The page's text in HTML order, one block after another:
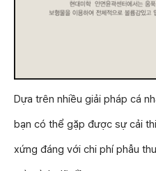
Dựa trên nhiều giải pháp cá
bạn có thể gặp được sự cải
xứng đáng với chi phí phẫu